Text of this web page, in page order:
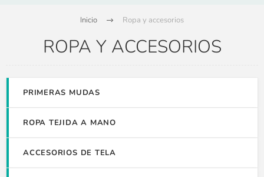
Inicio Ropa y accesorios
ROPA Y ACCESORIOS
PRIMERAS MUDAS
ROPA TEJIDA A MANO
ACCESORIOS DE TELA